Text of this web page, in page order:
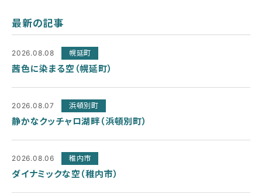
最新の記事
2026.08.08 幌延町
茜色に染まる空（幌延町）
2026.08.07 浜頓別町
静かなクッチャロ湖畔（浜頓別町）
2026.08.06 稚内市
ダイナミックな空（稚内市）